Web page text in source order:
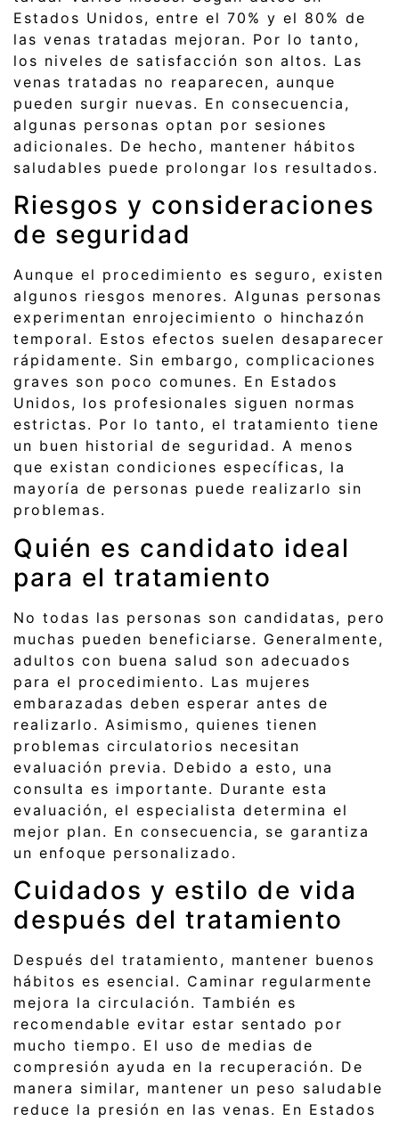
Estados Unidos, entre el 70% y el 80% de
las venas tratadas mejoran. Por lo tanto,
los niveles de satisfacción son altos. Las
venas tratadas no reaparecen, aunque
pueden surgir nuevas. En consecuencia,
algunas personas optan por sesiones
adicionales. De hecho, mantener hábitos
saludables puede prolongar los resultados.
Riesgos y consideraciones
de seguridad
Aunque el procedimiento es seguro, existen
algunos riesgos menores. Algunas personas
experimentan enrojecimiento o hinchazón
temporal. Estos efectos suelen desaparecer
rápidamente. Sin embargo, complicaciones
graves son poco comunes. En Estados
Unidos, los profesionales siguen normas
estrictas. Por lo tanto, el tratamiento tiene
un buen historial de seguridad. A menos
que existan condiciones específicas, la
mayoría de personas puede realizarlo sin
problemas.
Quién es candidato ideal
para el tratamiento
No todas las personas son candidatas, pero
muchas pueden beneficiarse. Generalmente,
adultos con buena salud son adecuados
para el procedimiento. Las mujeres
embarazadas deben esperar antes de
realizarlo. Asimismo, quienes tienen
problemas circulatorios necesitan
evaluación previa. Debido a esto, una
consulta es importante. Durante esta
evaluación, el especialista determina el
mejor plan. En consecuencia, se garantiza
un enfoque personalizado.
Cuidados y estilo de vida
después del tratamiento
Después del tratamiento, mantener buenos
hábitos es esencial. Caminar regularmente
mejora la circulación. También es
recomendable evitar estar sentado por
mucho tiempo. El uso de medias de
compresión ayuda en la recuperación. De
manera similar, mantener un peso saludable
reduce la presión en las venas. En Estados